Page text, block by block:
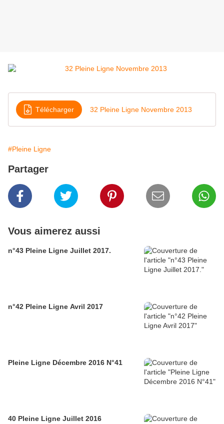
Télécharger 32 Pleine Ligne Novembre 2013
#Pleine Ligne
Partager
Vous aimerez aussi
n°43 Pleine Ligne Juillet 2017.
n°42 Pleine Ligne Avril 2017
Pleine Ligne Décembre 2016 N°41
40 Pleine Ligne Juillet 2016